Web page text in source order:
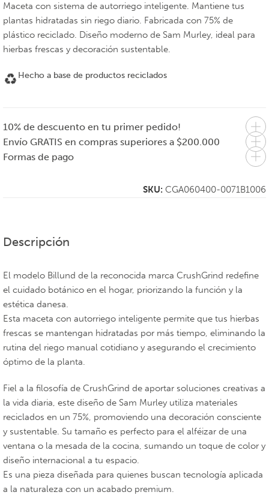
Maceta con sistema de autorriego inteligente. Mantiene tus
plantas hidratadas sin riego diario. Fabricada con 75% de
plástico reciclado. Diseño moderno de Sam Murley, ideal para
hierbas frescas y decoración sustentable.
Hecho a base de productos reciclados
10% de descuento en tu primer pedido!
Envío GRATIS en compras superiores a $200.000
Formas de pago
SKU: CGA060400-0071B1006
Descripción
El modelo Billund de la reconocida marca CrushGrind redefine
el cuidado botánico en el hogar, priorizando la función y la
estética danesa.
Esta maceta con autorriego inteligente permite que tus hierbas
frescas se mantengan hidratadas por más tiempo, eliminando la
rutina del riego manual cotidiano y asegurando el crecimiento
óptimo de la planta.
Fiel a la filosofía de CrushGrind de aportar soluciones creativas a
la vida diaria, este diseño de Sam Murley utiliza materiales
reciclados en un 75%, promoviendo una decoración consciente
y sustentable. Su tamaño es perfecto para el alféizar de una
ventana o la mesada de la cocina, sumando un toque de color y
diseño internacional a tu espacio.
Es una pieza diseñada para quienes buscan tecnología aplicada
a la naturaleza con un acabado premium.